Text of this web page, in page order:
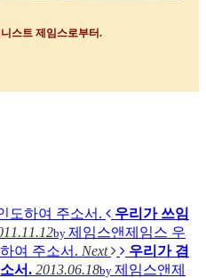
스트 제임스로부터.
도하여 주소서.
우리가 쓰임
by 제임스앤제임스 우
여 주소서. Next
우리가 겸
서. 2013.06.18by 제임스앤제